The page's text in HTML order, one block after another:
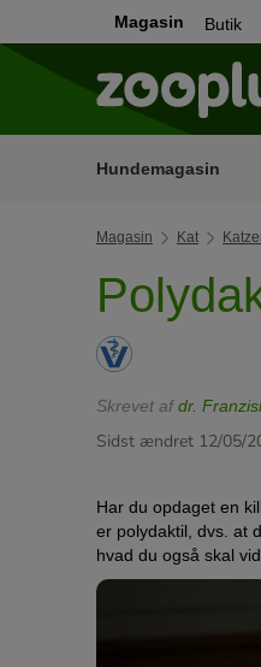
Magasin Butik
Hundemagasin
Magasin Kat
Skrevet afdr.
Sidst ændret 12/05/
Har du opdaget en
er polydaktil, dvs. at
hvad du også skal